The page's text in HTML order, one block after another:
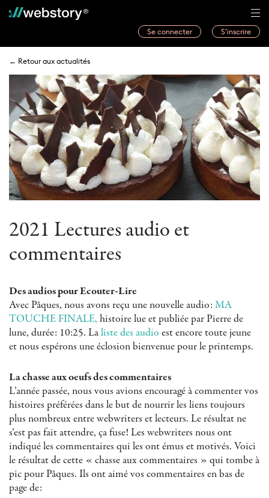
Se connecter S’inscrire
Webwriters
Concours
Actualités
À propos
← Retour aux actualités
2021 Lectures audio et
commentaires
Des audios pour Ecouter-Lire
Avec Pâques, nous avons reçu une nouvelle audio: MA
TOUCHE FINALE, histoire lue et publiée par Pierre de
lune, durée: 10:25. Laliste des audio est encore toute jeune
et nous espérons une éclosion bienvenue pour le printemps.
La chasse aux oeufs des commentaires
L’année passée, nous vous avions encouragé à commenter vos
histoires préférées dans le but de nourrir les liens toujours
plus nombreux entre webwriters et lecteurs. Le résultat ne
s’est pas fait attendre, ça fuse! Les webwriters nous ont
indiqué les commentaires qui les ont émus et motivés. Voici
le résultat de cette « chasse aux commentaires » qui tombe à
pic pour Pâques. Ils ont aimé vos commentaires en bas de
page de: